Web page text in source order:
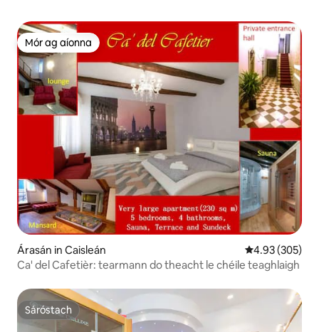
Mór ag aíonna
Mór ag aíonna
Árasán in Caisleán Meánrátáil
4.93 (305)
Ca' del Cafetièr: tearmann do theacht le chéile teaghlaigh
Sáróstach
Sáróstach